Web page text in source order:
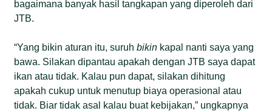
bagaimana banyak hasil tangkapan yang diperoleh dari
JTB.
“Yang bikin aturan itu, suruhbikin kapal nanti saya yang
bawa. Silakan dipantau apakah dengan JTB saya dapat
ikan atau tidak. Kalau pun dapat, silakan dihitung
apakah cukup untuk menutup biaya operasional atau
tidak. Biar tidak asal kalau buat kebijakan,” ungkapnya